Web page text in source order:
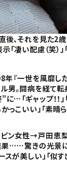
後、それを見た2
凄い配慮（笑）
年『一世を風靡し
男。闘病を経て
に…「ギャップ！！」
っこいい」「素晴
ン女性→戸田恵
……驚きの光景に
スが美しい」「似すぎ